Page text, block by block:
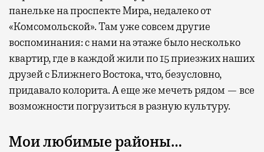
панельке на проспекте Мира, недалеко от
«Комсомольской». Там уже совсем другие
воспоминания: с нами на этаже было несколько
квартир, где в каждой жили по 15 приезжих наших
друзей с Ближнего Востока, что, безусловно,
придавало колорита. А еще же мечеть рядом — все
возможности погрузиться в разную культуру.
Мои любимые районы…